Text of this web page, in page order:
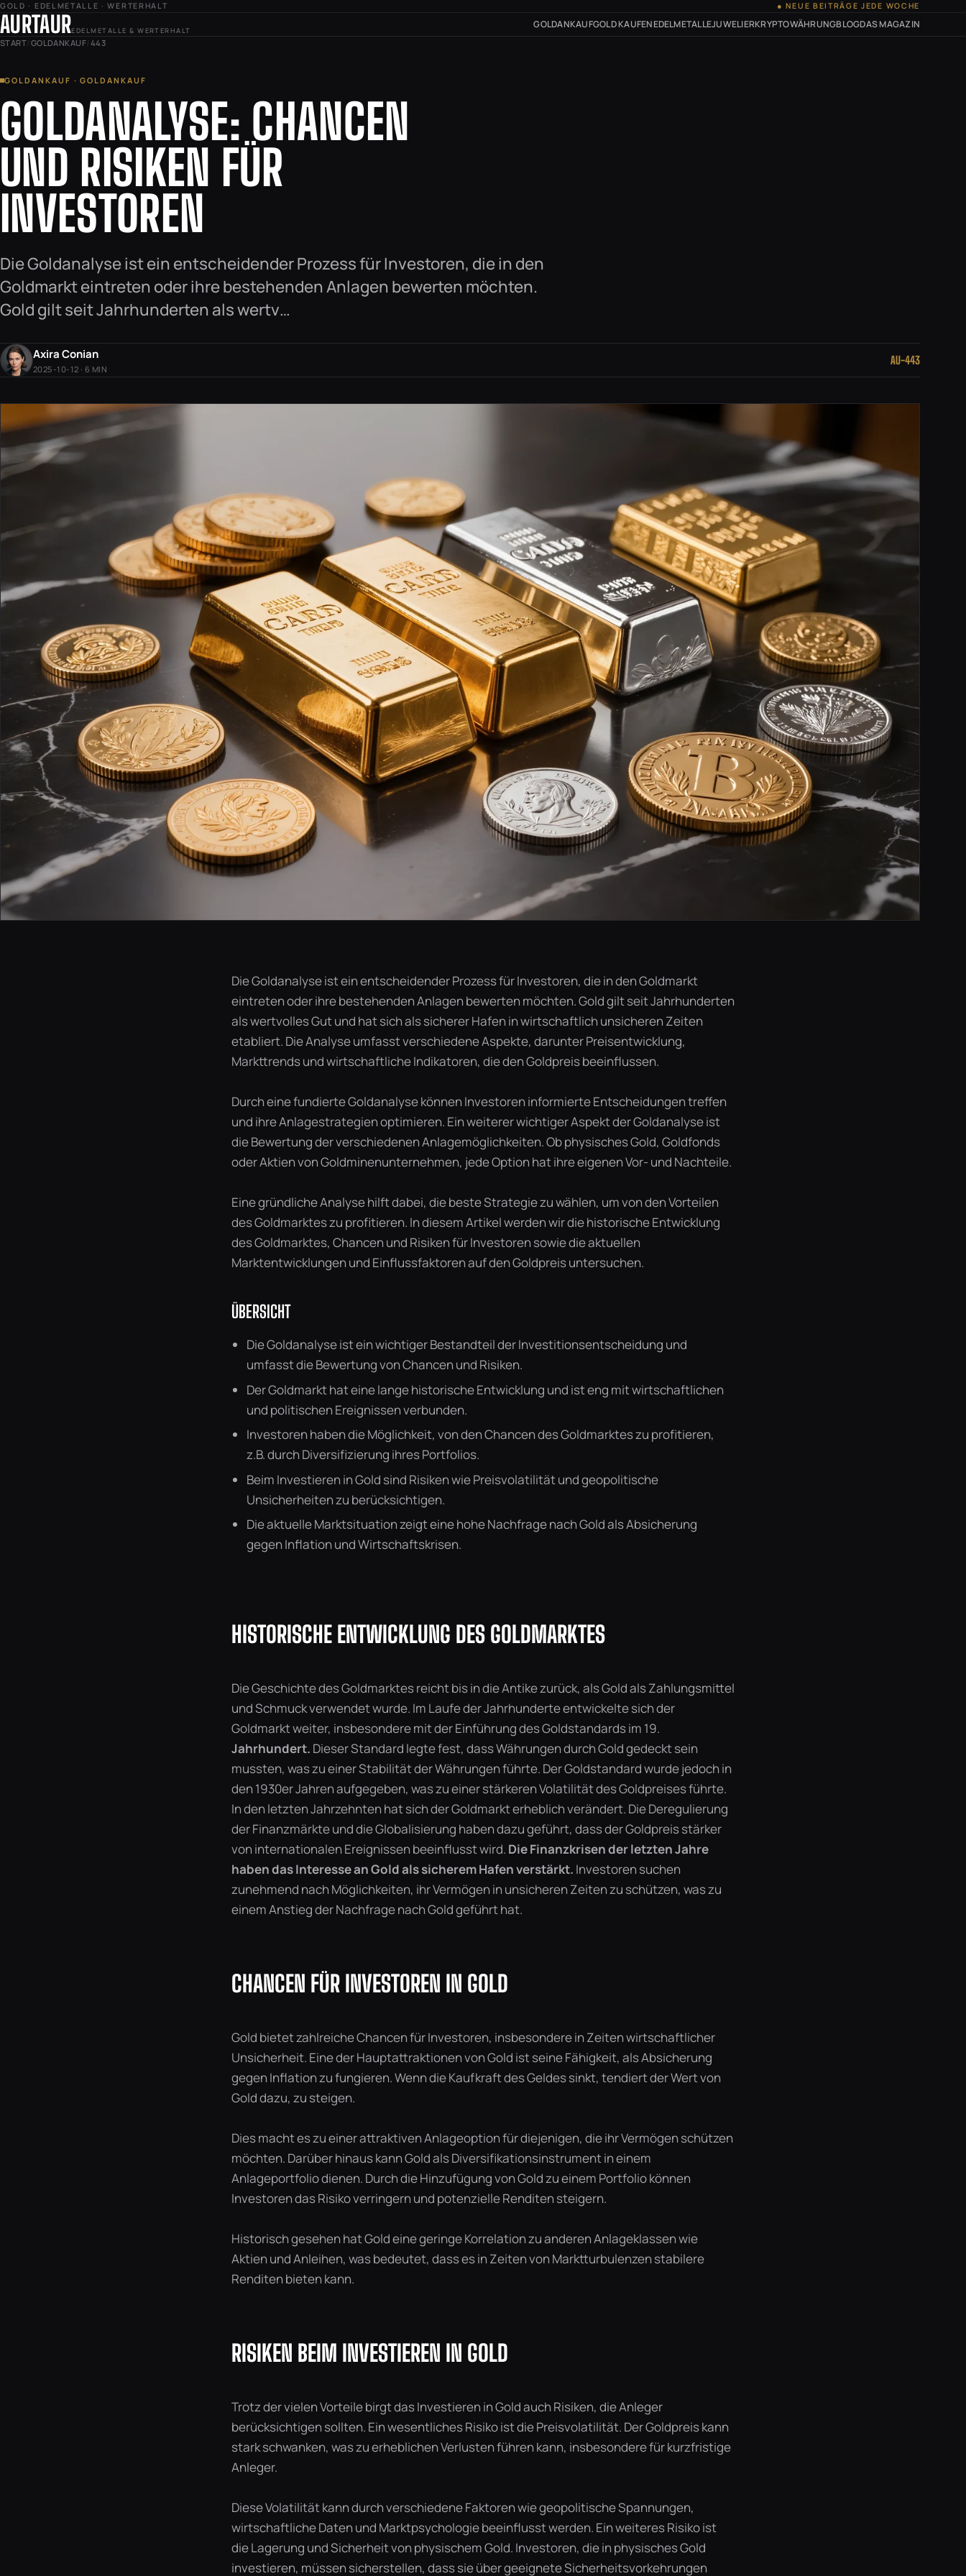
GOLD · EDELMETALLE · WERTERHALT ● NEUE BEITRÄGE JEDE WOCHE
AURTAUREDELMETALLE & WERTERHALT
GOLDANKAUFGOLD KAUFENEDELMETALLEJUWELIERKRYPTOWÄHRUNGBLOGDAS MAGAZIN
START/ GOLDANKAUF/ 443
GOLDANKAUF · GOLDANKAUF
GOLDANALYSE: CHANCEN
UND RISIKEN FÜR
INVESTOREN
Die Goldanalyse ist ein entscheidender Prozess für Investoren, die in den
Goldmarkt eintreten oder ihre bestehenden Anlagen bewerten möchten.
Gold gilt seit Jahrhunderten als wertv…
Axira Conian
2025-10-12 · 6 MIN
AU-443
Die Goldanalyse ist ein entscheidender Prozess für Investoren, die in den Goldmarkt
eintreten oder ihre bestehenden Anlagen bewerten möchten. Gold gilt seit Jahrhunderten
als wertvolles Gut und hat sich als sicherer Hafen in wirtschaftlich unsicheren Zeiten
etabliert. Die Analyse umfasst verschiedene Aspekte, darunter Preisentwicklung,
Markttrends und wirtschaftliche Indikatoren, die den Goldpreis beeinflussen.
Durch eine fundierte Goldanalyse können Investoren informierte Entscheidungen treffen
und ihre Anlagestrategien optimieren. Ein weiterer wichtiger Aspekt der Goldanalyse ist
die Bewertung der verschiedenen Anlagemöglichkeiten. Ob physisches Gold, Goldfonds
oder Aktien von Goldminenunternehmen, jede Option hat ihre eigenen Vor- und Nachteile.
Eine gründliche Analyse hilft dabei, die beste Strategie zu wählen, um von den Vorteilen
des Goldmarktes zu profitieren. In diesem Artikel werden wir die historische Entwicklung
des Goldmarktes, Chancen und Risiken für Investoren sowie die aktuellen
Marktentwicklungen und Einflussfaktoren auf den Goldpreis untersuchen.
ÜBERSICHT
Die Goldanalyse ist ein wichtiger Bestandteil der Investitionsentscheidung und
umfasst die Bewertung von Chancen und Risiken.
Der Goldmarkt hat eine lange historische Entwicklung und ist eng mit wirtschaftlichen
und politischen Ereignissen verbunden.
Investoren haben die Möglichkeit, von den Chancen des Goldmarktes zu profitieren,
z.B. durch Diversifizierung ihres Portfolios.
Beim Investieren in Gold sind Risiken wie Preisvolatilität und geopolitische
Unsicherheiten zu berücksichtigen.
Die aktuelle Marktsituation zeigt eine hohe Nachfrage nach Gold als Absicherung
gegen Inflation und Wirtschaftskrisen.
HISTORISCHE ENTWICKLUNG DES GOLDMARKTES
Die Geschichte des Goldmarktes reicht bis in die Antike zurück, als Gold als Zahlungsmittel
und Schmuck verwendet wurde. Im Laufe der Jahrhunderte entwickelte sich der
Goldmarkt weiter, insbesondere mit der Einführung des Goldstandards im 19.
Jahrhundert. Dieser Standard legte fest, dass Währungen durch Gold gedeckt sein
mussten, was zu einer Stabilität der Währungen führte. Der Goldstandard wurde jedoch in
den 1930er Jahren aufgegeben, was zu einer stärkeren Volatilität des Goldpreises führte.
In den letzten Jahrzehnten hat sich der Goldmarkt erheblich verändert. Die Deregulierung
der Finanzmärkte und die Globalisierung haben dazu geführt, dass der Goldpreis stärker
von internationalen Ereignissen beeinflusst wird. Die Finanzkrisen der letzten Jahre
haben das Interesse an Gold als sicherem Hafen verstärkt. Investoren suchen
zunehmend nach Möglichkeiten, ihr Vermögen in unsicheren Zeiten zu schützen, was zu
einem Anstieg der Nachfrage nach Gold geführt hat.
CHANCEN FÜR INVESTOREN IN GOLD
Gold bietet zahlreiche Chancen für Investoren, insbesondere in Zeiten wirtschaftlicher
Unsicherheit. Eine der Hauptattraktionen von Gold ist seine Fähigkeit, als Absicherung
gegen Inflation zu fungieren. Wenn die Kaufkraft des Geldes sinkt, tendiert der Wert von
Gold dazu, zu steigen.
Dies macht es zu einer attraktiven Anlageoption für diejenigen, die ihr Vermögen schützen
möchten. Darüber hinaus kann Gold als Diversifikationsinstrument in einem
Anlageportfolio dienen. Durch die Hinzufügung von Gold zu einem Portfolio können
Investoren das Risiko verringern und potenzielle Renditen steigern.
Historisch gesehen hat Gold eine geringe Korrelation zu anderen Anlageklassen wie
Aktien und Anleihen, was bedeutet, dass es in Zeiten von Marktturbulenzen stabilere
Renditen bieten kann.
RISIKEN BEIM INVESTIEREN IN GOLD
Trotz der vielen Vorteile birgt das Investieren in Gold auch Risiken, die Anleger
berücksichtigen sollten. Ein wesentliches Risiko ist die Preisvolatilität. Der Goldpreis kann
stark schwanken, was zu erheblichen Verlusten führen kann, insbesondere für kurzfristige
Anleger.
Diese Volatilität kann durch verschiedene Faktoren wie geopolitische Spannungen,
wirtschaftliche Daten und Marktpsychologie beeinflusst werden. Ein weiteres Risiko ist
die Lagerung und Sicherheit von physischem Gold. Investoren, die in physisches Gold
investieren, müssen sicherstellen, dass sie über geeignete Sicherheitsvorkehrungen